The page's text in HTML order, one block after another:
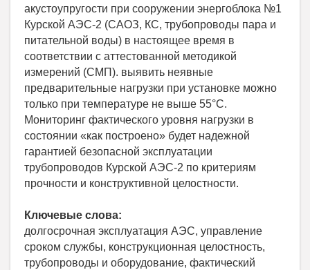
акустоупругости при сооружении энергоблока №1
Курской АЭС-2 (САОЗ, КС, трубопроводы пара и
питательной воды) в настоящее время в
соответствии с аттестованной методикой
измерений (СМП). выявить неявные
предварительные нагрузки при установке можно
только при температуре не выше 55°C.
Мониторинг фактического уровня нагрузки в
состоянии «как построено» будет надежной
гарантией безопасной эксплуатации
трубопроводов Курской АЭС-2 по критериям
прочности и конструктивной целостности.
Ключевые слова:
долгосрочная эксплуатация АЭС, управление
сроком службы, конструкционная целостность,
трубопроводы и оборудование, фактический